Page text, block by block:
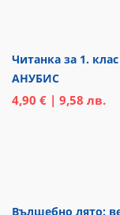
Читанка за 1. клас
АНУБИС
4,90 € | 9,58 лв.
Вълшебно лято: